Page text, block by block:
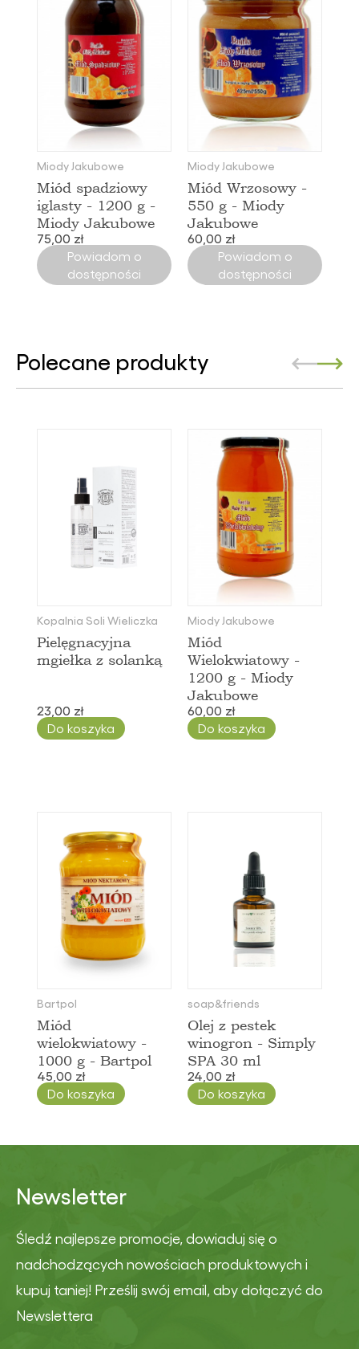
Miody Jakubowe
Miód spadziowy
iglasty - 1200 g -
Miody Jakubowe
75,00 zł
Powiadom o
dostępności
Miody Jakubowe
Miód Wrzosowy -
550 g - Miody
Jakubowe
60,00 zł
Powiadom o
dostępności
Polecane produkty
Kopalnia Soli Wieliczka
Pielęgnacyjna
mgiełka z solanką
23,00 zł
Do koszyka
Miody Jakubowe
Miód
Wielokwiatowy -
1200 g - Miody
Jakubowe
60,00 zł
Do koszyka
Bartpol
Miód
wielokwiatowy -
1000 g - Bartpol
45,00 zł
Do koszyka
soap&friends
Olej z pestek
winogron - Simply
SPA 30 ml
24,00 zł
Do koszyka
Newsletter
Śledź najlepsze promocje, dowiaduj się o
nadchodzących nowościach produktowych i
kupuj taniej! Prześlij swój email, aby dołączyć do
Newslettera